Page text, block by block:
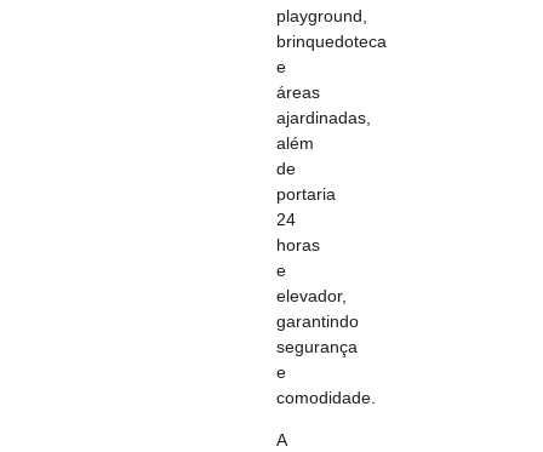
playground,
brinquedoteca
e
áreas
ajardinadas,
além
de
portaria
24
horas
e
elevador,
garantindo
segurança
e
comodidade.
A